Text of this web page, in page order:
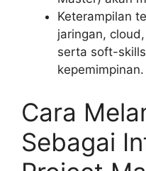
Keterampilan
jaringan,
serta soft-
kepemimpinan.
Cara
Sebagai